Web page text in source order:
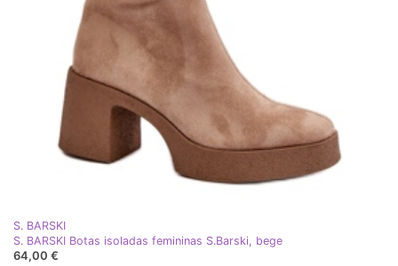
S. BARSKI
S. BARSKI Botas isoladas femininas S.Barski, bege
64,00 €